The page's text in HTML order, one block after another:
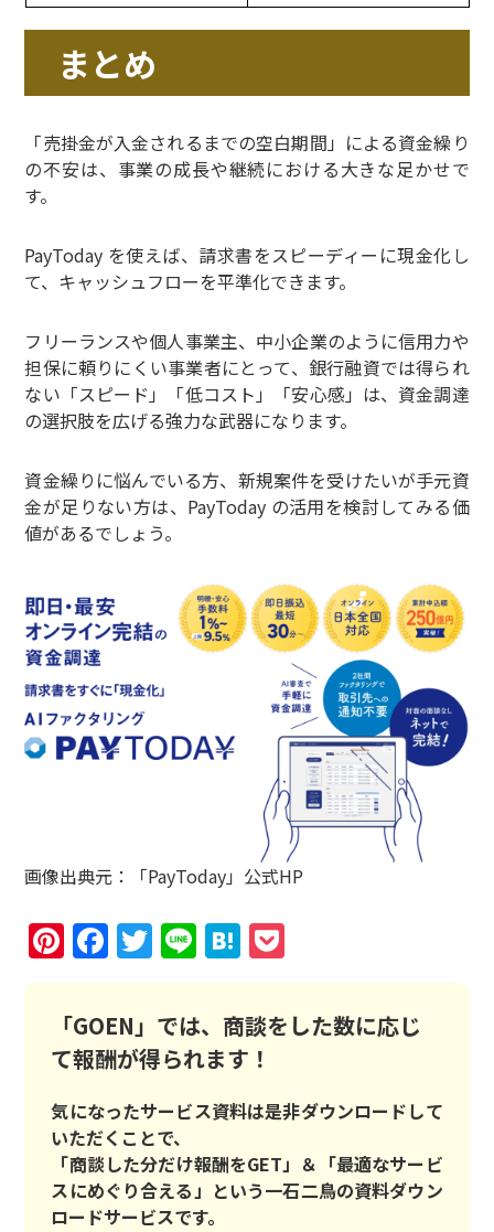
まとめ
「売掛金が入金されるまでの空白期間」による資金繰り
の不安は、事業の成長や継続における大きな足かせで
す。
PayToday を使えば、請求書をスピーディーに現金化し
て、キャッシュフローを平準化できます。
フリーランスや個人事業主、中小企業のように信用力や
担保に頼りにくい事業者にとって、銀行融資では得られ
ない「スピード」「低コスト」「安心感」は、資金調達
の選択肢を広げる強力な武器になります。
資金繰りに悩んでいる方、新規案件を受けたいが手元資
金が足りない方は、PayToday の活用を検討してみる価
値があるでしょう。
画像出典元：「PayToday」公式HP
Pinterest
Facebook
Twitter
LineHatena
「GOEN」では、商談をした数に応じ
て報酬が得られます！
気になったサービス資料は是非ダウンロードして
いただくことで、
「商談した分だけ報酬をGET」＆「最適なサービ
スにめぐり合える」という一石二鳥の資料ダウン
ロードサービスです。